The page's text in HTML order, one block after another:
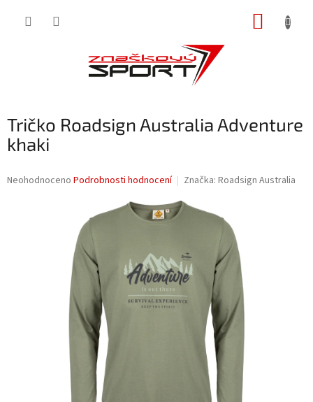
Tričko Roadsign Australia Adventure
khaki
Průměrné
Neohodnoceno Podrobnosti hodnocení Značka: Roadsign Australia